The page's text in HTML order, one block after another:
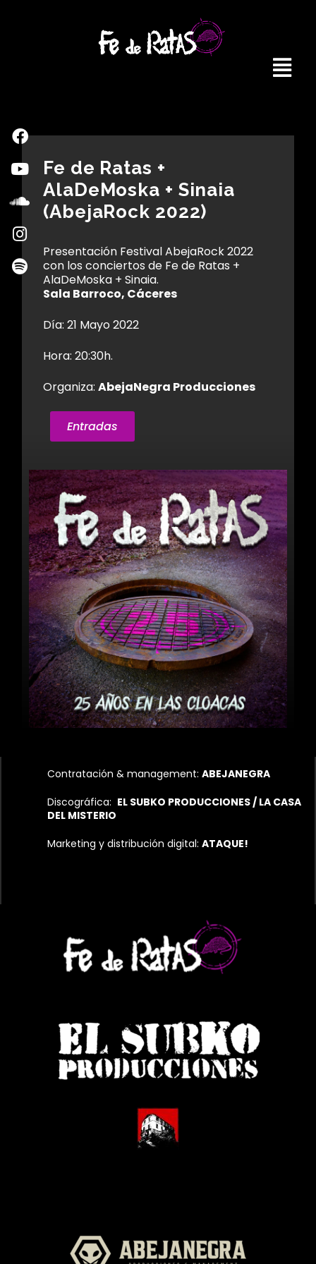
Fe de Ratas +
AlaDeMoska + Sinaia
(AbejaRock 2022)
Presentación Festival AbejaRock 2022
con los conciertos de Fe de Ratas +
AlaDeMoska + Sinaia.
Sala Barroco, Cáceres
Día: 21 Mayo 2022
Hora: 20:30h.
Organiza: AbejaNegra Producciones
Entradas
Contratación & management: ABEJANEGRA
Discográfica: EL SUBKO PRODUCCIONES / LA CASA
DEL MISTERIO
Marketing y distribución digital: ATAQUE!